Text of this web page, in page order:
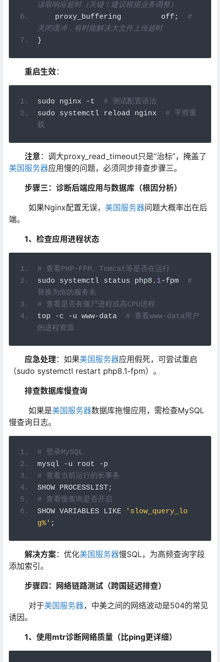
读取响应超时（关键！建议根据业务调整）
proxy_buffering         off ;
#
关闭缓冲，有时能解决大文件上传超时
}
重启生效：
sudo nginx -t # 测试配置语法
sudo systemctl reload nginx # 平滑重
载
注意 ：调大proxy_read_timeout只是“治标”，掩盖了
美国服务器应用慢的问题，必须同步排查步骤三。
步骤三：诊断后端应用与数据库（根因分析）
如果Nginx配置无误， 美国服务器问题大概率出在后
端。
1、检查应用进程状态
# 查看PHP-FPM、Tomcat等是否在运行
sudo systemctl status php8 . 1-fpm #
替换为你的服务名
# 查看是否有僵尸进程或高CPU进程
top
-c -u www-data # 查看www-data用户
的进程资源
应急处理 ：如果美国服务器应用假死，可尝试重启
（sudo systemctl restart php8.1-fpm）。
排查数据库慢查询
如果是美国服务器数据库拖慢应用，需检查MySQL
慢查询日志。
# 登录MySQL
mysql
-u root -p
# 查看当前运行的长事务
SHOW PROCESSLIST;
# 查看慢查询是否开启
SHOW VARIABLES LIKE
'slow_query_lo
g%' ;
解决方案：优化美国服务器慢SQL，为高频查询字段
添加索引。
步骤四：网络链路测试（跨国延迟排查）
对于美国服务器，中美之间的网络波动是504的常见
诱因。
1、使用mtr诊断网络质量（比ping更详细）